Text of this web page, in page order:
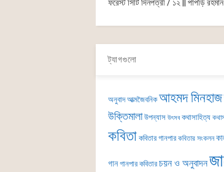
ফরেস্ট সিটি দিনপত্রী / ১২ || পাপড়ি রহমান
ট্যাগগুলো
অনুবাদ আত্মজৈবনিক আহমদ মিনহাজ
উক্তিমালা উপন্যাস উৎসব কথাসাহিত্য
কবিতা কবিতার গানপার কবিতার সংকলন
গান গানপার কবিতার চয়ন ও অনুবাদন